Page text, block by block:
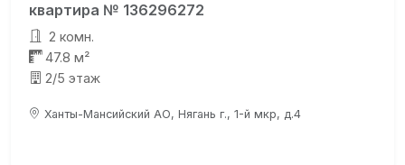
квартира № 136296272
2 комн.
47.8 м²
2/5 этаж
Ханты-Мансийский АО, Нягань г., 1-й мкр, д.4